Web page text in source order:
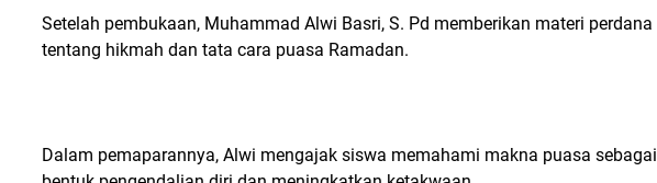
Setelah pembukaan, Muhammad Alwi Basri, S. Pd memberikan materi perdana
tentang hikmah dan tata cara puasa Ramadan.
Dalam pemaparannya, Alwi mengajak siswa memahami makna puasa sebagai